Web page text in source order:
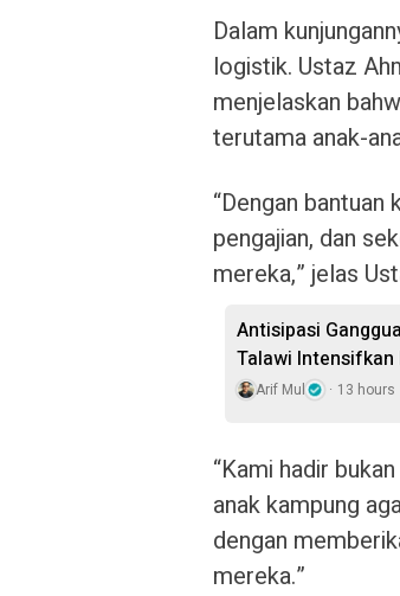
Dalam
logistik. Ustaz
menjelaskan
terutama anak-
“Dengan
pengajian, dan
mereka,” jelas
Antisipasi
Talawi
Arif Mul 13 hours
“Kami hadir
anak kampung
dengan
mereka.”